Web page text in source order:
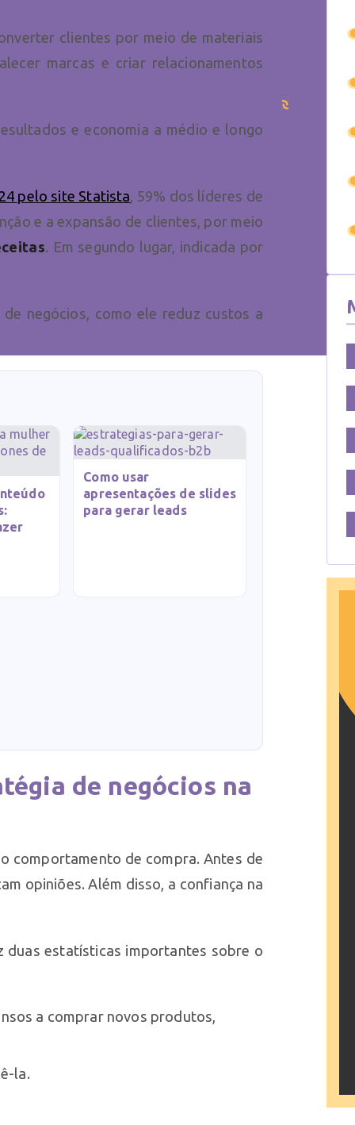
clientes por meio de materiais
marcas e criar relacionamentos
e economia a médio e longo
pelo site Statista , 59% dos líderes de
e a expansão de clientes, por meio
. Em segundo lugar, indicada por
negócios, como ele reduz custos a
Como usar
apresentações de slides
para gerar leads
de negócios na
comportamento de compra. Antes de
opiniões. Além disso, a confiança na
duas estatísticas importantes sobre o
a comprar novos produtos,
la.